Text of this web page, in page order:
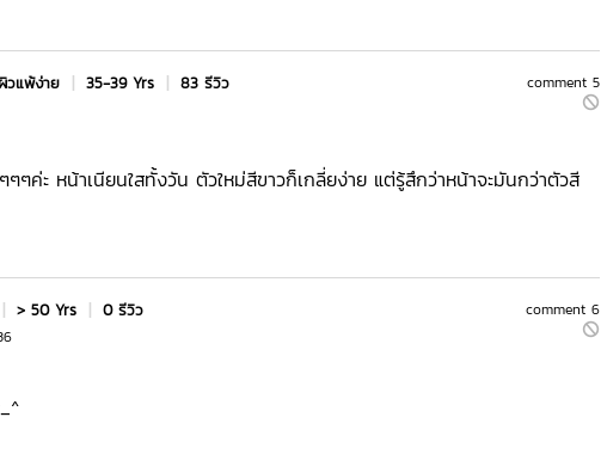
comment 5
วแพ้ง่าย | 35-39 Yrs | 83 รีวิว
ๆค่ะ หน้าเนียนใสทั้งวัน ตัวใหม่สีขาวก็เกลี่ยง่าย แต่รู้สึกว่าหน้าจะมันกว่าตัวสี
comment 6
| > 50 Yrs | 0 รีวิว